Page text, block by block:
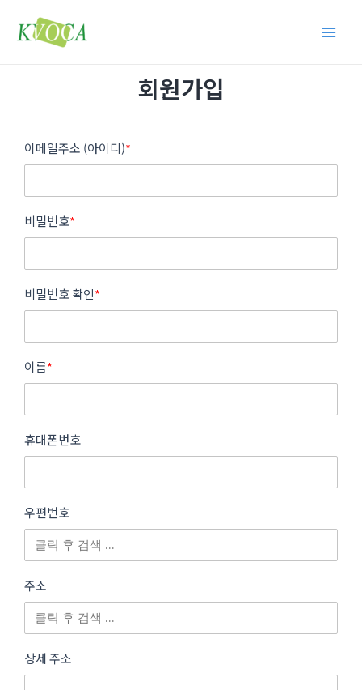
회원가입
이메일주소 (아이디)*
비밀번호*
비밀번호 확인*
이름*
휴대폰번호
우편번호
주소
상세 주소